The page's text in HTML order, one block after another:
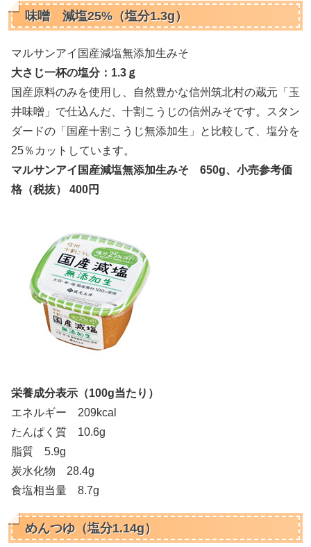
味噌 減塩25%（塩分1.3g）
マルサンアイ国産減塩無添加生みそ
大さじ一杯の塩分：1.3ｇ
国産原料のみを使用し、自然豊かな信州筑北村の蔵元「玉
井味噌」で仕込んだ、十割こうじの信州みそです。スタン
ダードの「国産十割こうじ無添加生」と比較して、塩分を
25％カットしています。
マルサンアイ国産減塩無添加生みそ 650g、小売参考価
格（税抜） 400円
栄養成分表示（100g当たり）
エネルギー 209kcal
たんぱく質 10.6g
脂質 5.9g
炭水化物 28.4g
食塩相当量 8.7g
めんつゆ（塩分1.14g）